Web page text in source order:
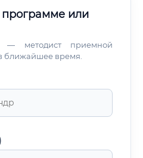
программе или
— методист приемной
ближайшее время.